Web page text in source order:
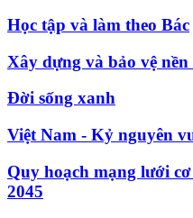
Học tập và làm theo Bác
Xây dựng và bảo vệ
Đời sống xanh
Việt Nam - Kỷ nguyên
Quy hoạch mạng lưới
2045